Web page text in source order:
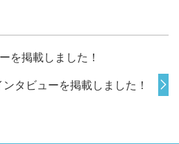
を掲載しました！
タビューを掲載しました！